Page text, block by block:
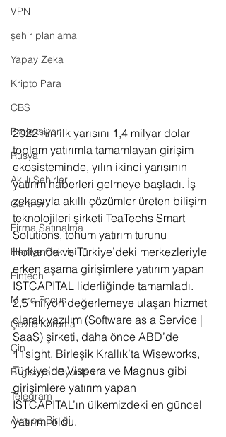
VPN
şehir planlama
Yapay Zeka
Kripto Para
CBS
Projeksiyon
Rusya
Akıllı Şehirler
Gartner
Firma Satınalma
Hediye Çekilişi
Fintech
Micro Focus
Çevre Koruma
Çin
Bilgisayar Oyunları
Telegram
Avrupa Birliği
2022’nin ilk yarısını 1,4 milyar dolar
toplam yatırımla tamamlayan girişim
ekosisteminde, yılın ikinci yarısının
yatırım haberleri gelmeye başladı. İş
zekasıyla akıllı çözümler üreten bilişim
teknolojileri şirketi TeaTechs Smart
Solutions, tohum yatırım turunu
Hollanda ve Türkiye’deki merkezleriyle
erken aşama girişimlere yatırım yapan
ISTCAPITAL liderliğinde tamamladı.
2,5 milyon değerlemeye ulaşan hizmet
olarak yazılım (Software as a Service |
SaaS) şirketi, daha önce ABD’de
11sight, Birleşik Krallık’ta Wiseworks,
Türkiye’de Vispera ve Magnus gibi
girişimlere yatırım yapan
ISTCAPITAL’ın ülkemizdeki en güncel
yatırımı oldu.